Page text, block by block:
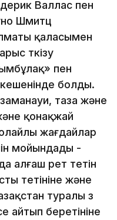
Валлас пен
Шмитц
қаласымен
өткізу
пен
болды.
таза және
қонақжай
жағдайлар
мойындады -
алғаш рет өтетін
өтетініне және
туралы өз
айтып беретініне